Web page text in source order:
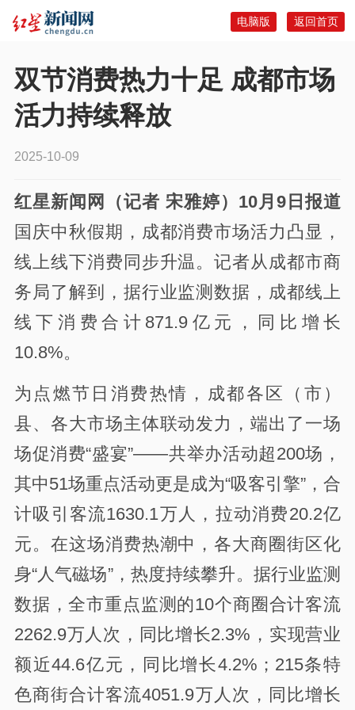
返回首页
电脑版
双节消费热力十足 成都市场
活力持续释放
2025-10-09
红星新闻网（记者 宋雅婷）10月9日报道
国庆中秋假期，成都消费市场活力凸显，
线上线下消费同步升温。记者从成都市商
务局了解到，据行业监测数据，成都线上
线下消费合计871.9亿元，同比增长
10.8%。
为点燃节日消费热情，成都各区（市）
县、各大市场主体联动发力，端出了一场
场促消费“盛宴”——共举办活动超200场，
其中51场重点活动更是成为“吸客引擎”，合
计吸引客流1630.1万人，拉动消费20.2亿
元。在这场消费热潮中，各大商圈街区化
身“人气磁场”，热度持续攀升。据行业监测
数据，全市重点监测的10个商圈合计客流
2262.9万人次，同比增长2.3%，实现营业
额近44.6亿元，同比增长4.2%；215条特
色商街合计客流4051.9万人次，同比增长